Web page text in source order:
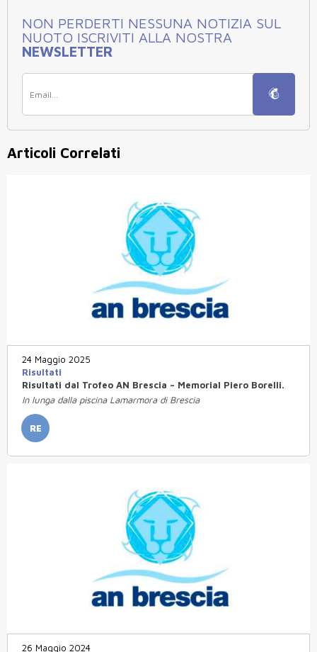
NON PERDERTI NESSUNA NOTIZIA SUL
NUOTO ISCRIVITI ALLA NOSTRA
NEWSLETTER
Articoli Correlati
24 Maggio 2025
Risultati
Risultati dal Trofeo AN Brescia – Memorial Piero Borelli.
In lunga dalla piscina Lamarmora di Brescia
RE
26 Maggio 2024